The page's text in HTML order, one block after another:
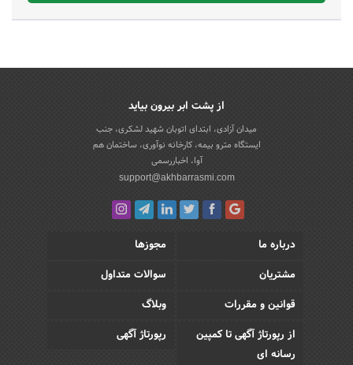
از پشت ابر بیرون بیاید
میدان آزادی، ابتدای اتوبان شهید لشکری، جنب
ایستگاه مترو بیمه، کارخانه نوآوری، ساختمان هم
آوا، اخباررسمی
support@akhbarrasmi.com
درباره ما
مجوزها
مشتریان
سوالات متداول
قوانین و مقررات
وبلاگ
از رپورتاژ آگهی تا کمپین
رسانه ای
رپورتاژ آگهی